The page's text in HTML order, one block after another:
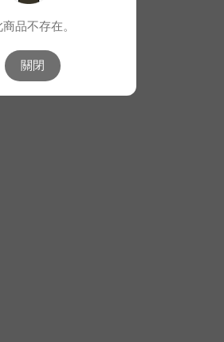
商品不存在。
關閉